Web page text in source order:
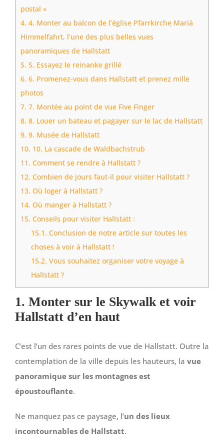
postal »
4. 4. Monter au balcon de l’église Pfarrkirche Mariä
Himmelfahrt, l’une des plus belles vues
panoramiques de Hallstatt
5. 5. Essayez le reinanke grillé
6. 6. Promenez-vous dans Hallstatt et prenez mille
photos
7. 7. Montée au point de vue Five Finger
8. 8. Louer un bateau et pagayer sur le lac de Hallstatt
9. 9. Musée de Hallstatt
10. 10. La cascade de Waldbachstrub
11. Comment se rendre à Hallstatt ?
12. Combien de jours faut-il pour visiter Hallstatt ?
13. Où loger à Hallstatt ?
14. Où manger à Hallstatt ?
15. Conseils pour visiter Hallstatt :
15.1. Conclusion de notre article sur toutes les
choses à voir à Hallstatt !
15.2. Vous souhaitez organiser votre voyage à
Hallstatt ?
1. Monter sur le Skywalk et voir
Hallstatt d’en haut
C’est l’un des rares points de vue de Hallstatt. Outre la
contemplation de la ville depuis les hauteurs, la vue
panoramique sur les montagnes est
époustouflante.
Ne manquez pas ce paysage, l’un des lieux
incontournables de Hallstatt.